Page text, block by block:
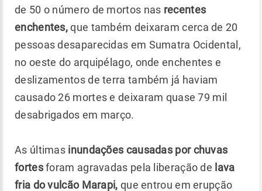
de 50 o número de mortos nas recentes
enchentes,que também deixaram cerca de 20
pessoas desaparecidas em Sumatra Ocidental,
no oeste do arquipélago, onde enchentes e
deslizamentos de terra também já haviam
causado 26 mortes e deixaram quase 79 mil
desabrigados em março.
As últimas inundações causadas por chuvas
fortesforam agravadas pela liberação de lava
fria do vulcão Marapi, que entrou em erupção